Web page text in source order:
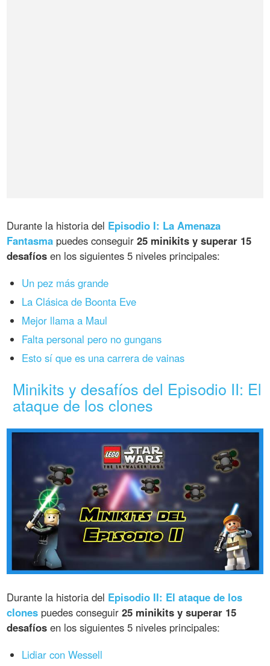
Durante la historia del Episodio I: La Amenaza
Fantasma puedes conseguir25 minikits y superar 15
desafíos en los siguientes 5 niveles principales:
Un pez más grande
La Clásica de Boonta Eve
Mejor llama a Maul
Falta personal pero no gungans
Esto sí que es una carrera de vainas
Minikits y desafíos del Episodio II: El
ataque de los clones
Durante la historia del Episodio II: El ataque de los
clones puedes conseguir25 minikits y superar 15
desafíos en los siguientes 5 niveles principales:
Lidiar con Wessell